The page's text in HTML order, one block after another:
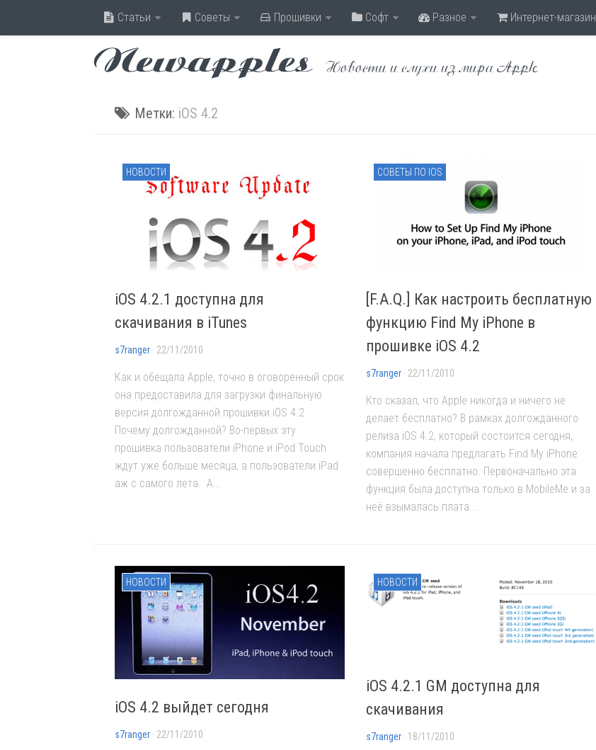
Статьи Советы Прошивки Софт Разное Интернет-магазин
Newapples Новости и слухи из мира Apple
Метки: iOS 4.2
НОВОСТИ
iOS 4.2.1 доступна для
скачивания в iTunes
s7ranger · 22/11/2010
Как и обещала Apple, точно в оговоренный срок
она предоставила для загрузки финальную
версия долгожданной прошивки iOS 4.2.
Почему долгожданной? Во-первых эту
прошивка пользователи iPhone и iPod Touch
ждут уже больше месяца, а пользователи iPad
аж с самого лета. А...
СОВЕТЫ ПО IOS
[F.A.Q.] Как настроить бесплатную
функцию Find My iPhone в
прошивке iOS 4.2
s7ranger · 22/11/2010
Кто сказал, что Apple никогда и ничего не
делает бесплатно? В рамках долгожданного
релиза iOS 4.2, который состоится сегодня,
компания начала предлагать Find My iPhone
совершенно бесплатно. Первоначально эта
функция была доступна только в MobileMe и за
неё взымалась плата...
НОВОСТИ
iOS 4.2 выйдет сегодня
s7ranger · 22/11/2010
НОВОСТИ
iOS 4.2.1 GM доступна для
скачивания
s7ranger · 18/11/2010